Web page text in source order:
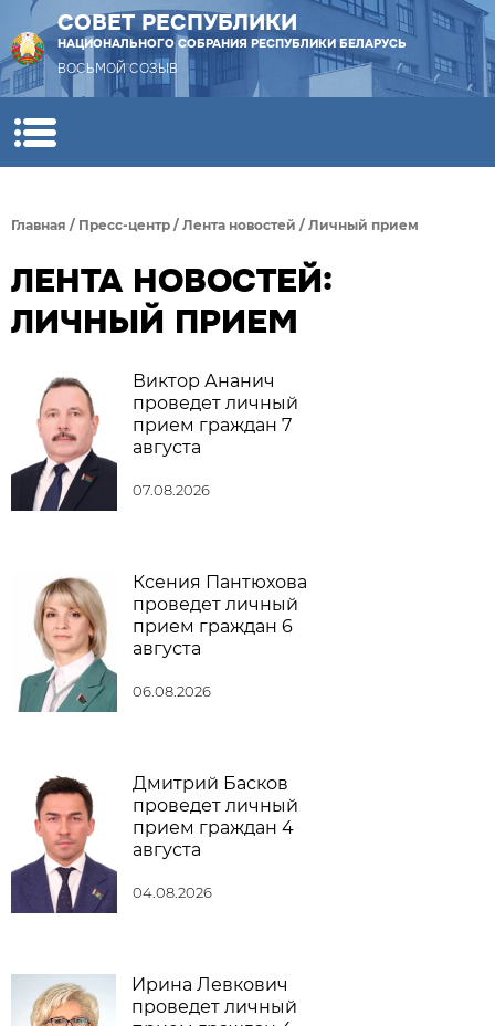
СОВЕТ РЕСПУБЛИКИ
НАЦИОНАЛЬНОГО СОБРАНИЯ РЕСПУБЛИКИ БЕЛАРУСЬ
ВОСЬМОЙ СОЗЫВ
Главная / Пресс-центр / Лента новостей / Личный прием
ЛЕНТА НОВОСТЕЙ:
ЛИЧНЫЙ ПРИЕМ
Виктор Ананич
проведет личный
прием граждан 7
августа
07.08.2026
Ксения Пантюхова
проведет личный
прием граждан 6
августа
06.08.2026
Дмитрий Басков
проведет личный
прием граждан 4
августа
04.08.2026
Ирина Левкович
проведет личный